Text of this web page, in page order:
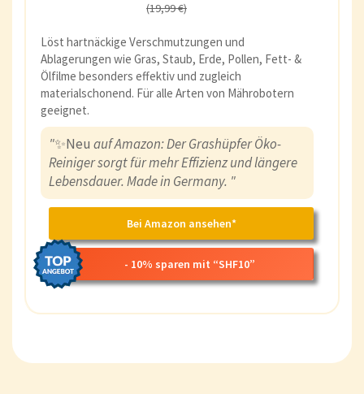
(19,99 €)
Löst hartnäckige Verschmutzungen und
Ablagerungen wie Gras, Staub, Erde, Pollen, Fett- &
Ölfilme besonders effektiv und zugleich
materialschonend. Für alle Arten von Mährobotern
geeignet.
"✨Neu auf Amazon: Der Grashüpfer Öko-
Reiniger sorgt für mehr Effizienz und längere
Lebensdauer. Made in Germany. "
Bei Amazon ansehen*
- 10% sparen mit “SHF10”